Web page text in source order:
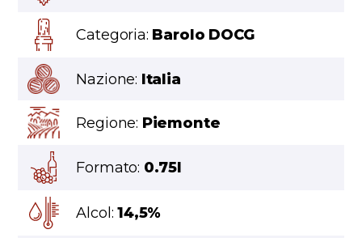
Categoria: Barolo DOCG
Nazione: Italia
Regione: Piemonte
Formato: 0.75l
Alcol:14,5%